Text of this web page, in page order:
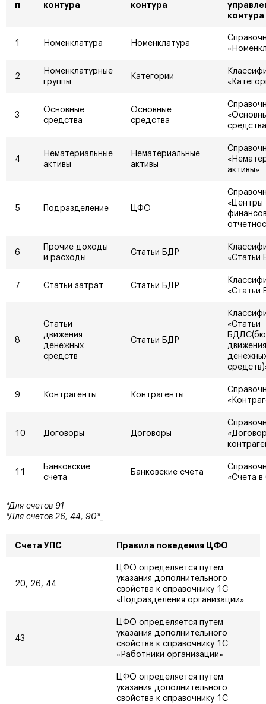
п
контура
контура
контура
1 Номенклатура Номенклатура
2
Номенклатурные
группы
Категории
3
Основные
средства
Основные
средства
4
Нематериальные
активы
Нематериальные
активы
активы»
5 Подразделение ЦФО
«Центры
6
Прочие доходы
и расходы
Статьи БДР
«Статьи
7 Статьи затрат Статьи БДР
«Статьи
8
Статьи
движения
денежных
средств
Статьи БДР
«Статьи
движения
9 Контрагенты Контрагенты
10 Договоры Договоры
11
Банковские
счета
Банковские счета
«Счета в
*Для счетов 91
*Для счетов 26, 44, 90*_
Счета УПС Правила поведения ЦФО
20, 26, 44
ЦФО определяется путем
указания дополнительного
свойства к справочнику 1С
«Подразделения организации»
43
ЦФО определяется путем
указания дополнительного
свойства к справочнику 1С
«Работники организации»
ЦФО определяется путем
указания дополнительного
свойства к справочнику 1С